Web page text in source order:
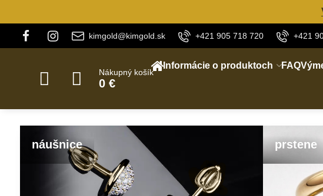
kimgold@kimgold.sk +421 905 718 720 +421
Nákupný košík
0 €
Informácie o produktoch FAQ
náušnice prstene